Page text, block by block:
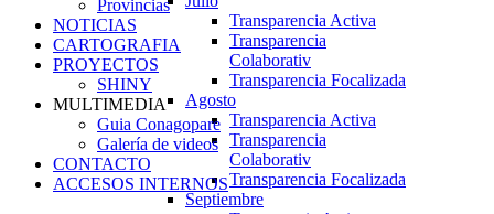
Transparencia Activa
Transparencia
Colaborativ
Transparencia Focalizada
Agosto
Transparencia Activa
Transparencia
Colaborativ
Transparencia Focalizada
Septiembre
Provincias
NOTICIAS
CARTOGRAFIA
PROYECTOS
SHINY
MULTIMEDIA
Guia Conagopare
Galería de videos
CONTACTO
ACCESOS INTERNOS